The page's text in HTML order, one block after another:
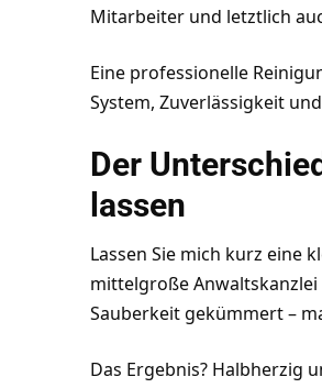
Mitarbeiter und letztlich
Eine professionelle
System, Zuverlässigkeit
Der
lassen
Lassen Sie mich kurz eine
mittelgroße
Sauberkeit gekümmert –
Das Ergebnis? Halbherzig